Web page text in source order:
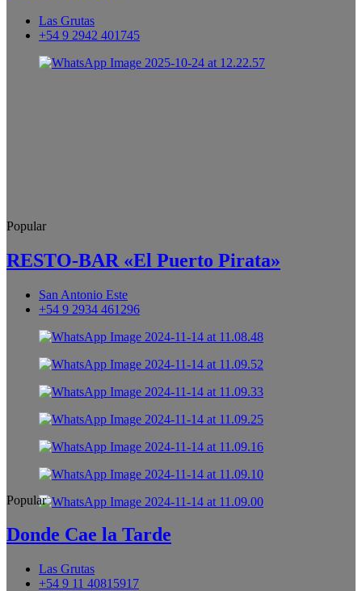
Las Grutas
+54 9 2942 401745
Popular
RESTO-BAR «El Puerto Pirata»
San Antonio Este
+54 9 2934 461296
Popular
Donde Cae la Tarde
Las Grutas
+54 9 11 40815917